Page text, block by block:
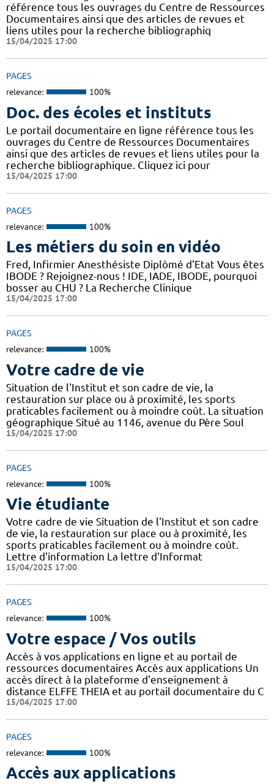
référence tous les ouvrages du Centre de Ressources
Documentaires ainsi que des articles de revues et
liens utiles pour la recherche bibliographiq
15/04/2025 17:00
PAGES
relevance: 100%
Doc. des écoles et instituts
Le portail documentaire en ligne référence tous les
ouvrages du Centre de Ressources Documentaires
ainsi que des articles de revues et liens utiles pour la
recherche bibliographique. Cliquez ici pour
15/04/2025 17:00
PAGES
relevance: 100%
Les métiers du soin en vidéo
Fred, Infirmier Anesthésiste Diplômé d'Etat Vous êtes
IBODE ? Rejoignez-nous ! IDE, IADE, IBODE, pourquoi
bosser au CHU ? La Recherche Clinique
15/04/2025 17:00
PAGES
relevance: 100%
Votre cadre de vie
Situation de l'Institut et son cadre de vie, la
restauration sur place ou à proximité, les sports
praticables facilement ou à moindre coût. La situation
géographique Situé au 1146, avenue du Père Soul
15/04/2025 17:00
PAGES
relevance: 100%
Vie étudiante
Votre cadre de vie Situation de l'Institut et son cadre
de vie, la restauration sur place ou à proximité, les
sports praticables facilement ou à moindre coût.
Lettre d'information La lettre d'Informat
15/04/2025 17:00
PAGES
relevance: 100%
Votre espace / Vos outils
Accès à vos applications en ligne et au portail de
ressources documentaires Accès aux applications Un
accès direct à la plateforme d'enseignement à
distance ELFFE THEIA et au portail documentaire du C
15/04/2025 17:00
PAGES
relevance: 100%
Accès aux applications